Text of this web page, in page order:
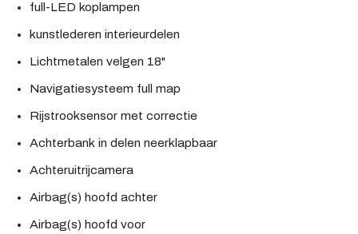
full-LED koplampen
kunstlederen interieurdelen
Lichtmetalen velgen 18"
Navigatiesysteem full map
Rijstrooksensor met correctie
Achterbank in delen neerklapbaar
Achteruitrijcamera
Airbag(s) hoofd achter
Airbag(s) hoofd voor